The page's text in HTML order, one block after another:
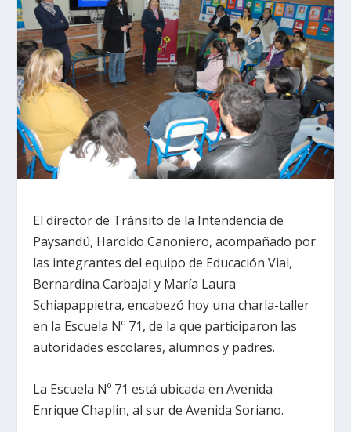
El director de Tránsito de la Intendencia de
Paysandú, Haroldo Canoniero, acompañado por
las integrantes del equipo de Educación Vial,
Bernardina Carbajal y María Laura
Schiapappietra, encabezó hoy una charla-taller
en la Escuela Nº 71, de la que participaron las
autoridades escolares, alumnos y padres.
La Escuela Nº 71 está ubicada en Avenida
Enrique Chaplin, al sur de Avenida Soriano.